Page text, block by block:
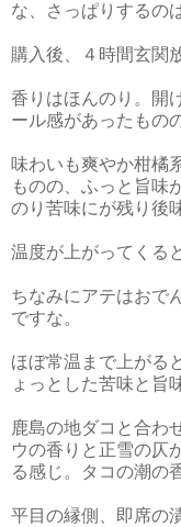
な、さっぱりするの
購入後、４時間玄関
香りはほんのり。開
ール感があったもの
味わいも爽やか柑橘
ものの、ふっと旨味
のり苦味にが残り後
温度が上がってくる
ちなみにアテはおで
ですな。
ほぼ常温まで上がる
ょっとした苦味と旨
鹿島の地ダコと合わ
ウの香りと正雪の仄
る感じ。タコの潮の
平目の縁側、即席の